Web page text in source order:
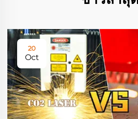
20
Oct